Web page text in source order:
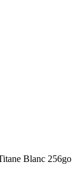
Blanc 256go